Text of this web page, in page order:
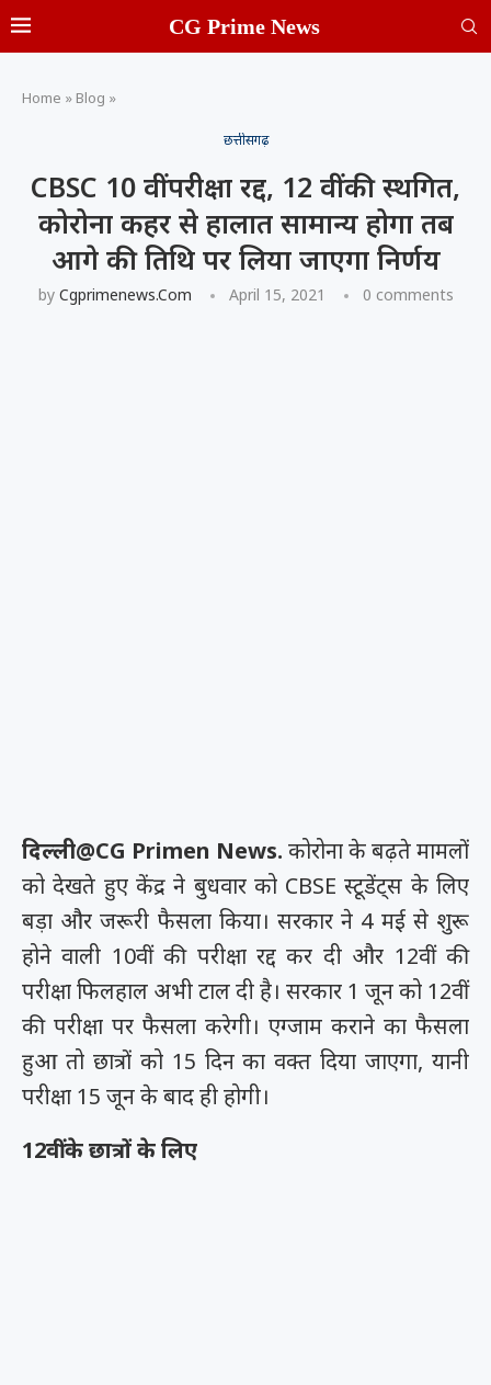
CG Prime News
Home » Blog »
छत्तीसगढ़
CBSC 10 वीं परीक्षा रद्द, 12 वीं की स्थगित,
कोरोना कहर से हालात सामान्य होगा तब
आगे की तिथि पर लिया जाएगा निर्णय
by Cgprimenews.com April 15, 2021 0 comments
दिल्ली@CG Primen News. कोरोना के बढ़ते मामलों
को देखते हुए केंद्र ने बुधवार को CBSE स्टूडेंट्स के लिए
बड़ा और जरूरी फैसला किया। सरकार ने 4 मई से शुरू
होने वाली 10वीं की परीक्षा रद्द कर दी और 12वीं की
परीक्षा फिलहाल अभी टाल दी है। सरकार 1 जून को 12वीं
की परीक्षा पर फैसला करेगी। एग्जाम कराने का फैसला
हुआ तो छात्रों को 15 दिन का वक्त दिया जाएगा, यानी
परीक्षा 15 जून के बाद ही होगी।
12वीं के छात्रों के लिए